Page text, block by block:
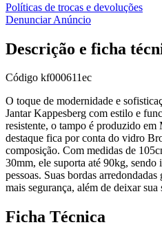
Políticas de trocas e devoluções
Denunciar Anúncio
Descrição e ficha
Código kf000611ec
O toque de modernidade e
Jantar Kappesberg com estilo e
resistente, o tampo é produzido
destaque fica por conta do vidro
composição. Com medidas de
30mm, ele suporta até 90kg, sendo
pessoas. Suas bordas
mais segurança, além de deixar
Ficha Técnica